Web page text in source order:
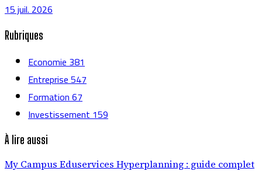
15 juil. 2026
Rubriques
Economie381
Entreprise547
Formation67
Investissement159
À lire aussi
My Campus Eduservices Hyperplanning : guide complet